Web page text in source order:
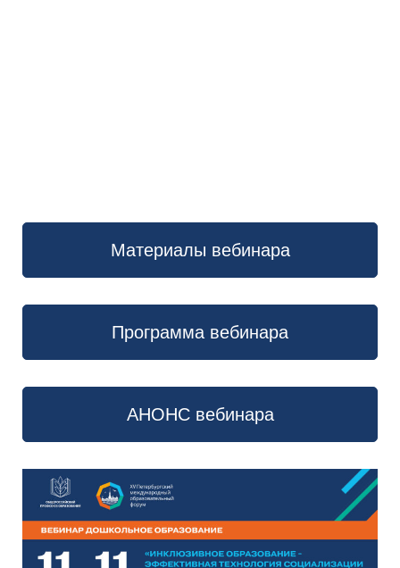
Материалы вебинара
Программа вебинара
АНОНС вебинара